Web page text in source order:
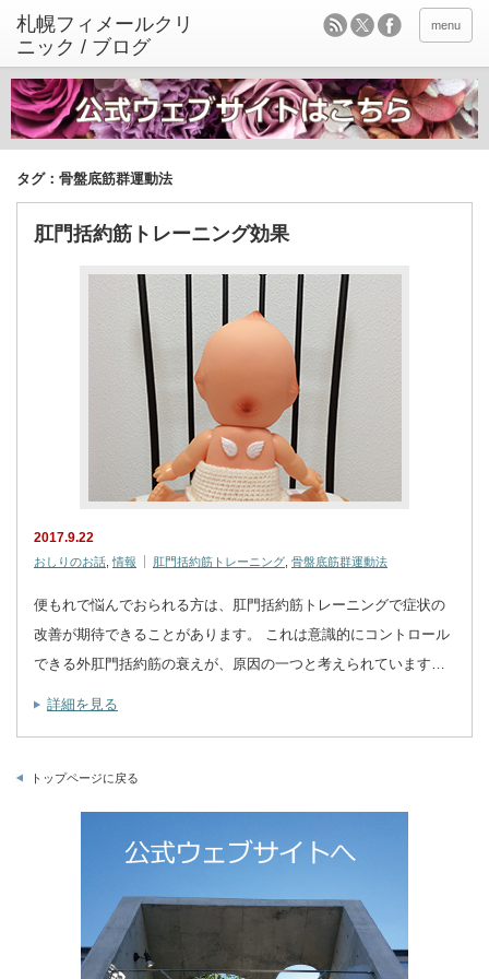
menu
タグ：骨盤底筋群運動法
肛門括約筋トレーニング効果
2017.9.22
おしりのお話 ,情報 肛門括約筋トレーニング 骨盤底筋群運動法
便もれで悩んでおられる方は、肛門括約筋トレーニングで症状の
改善が期待できることがあります。 これは意識的にコントロール
できる外肛門括約筋の衰えが、原因の一つと考えられています…
詳細を見る
トップページに戻る